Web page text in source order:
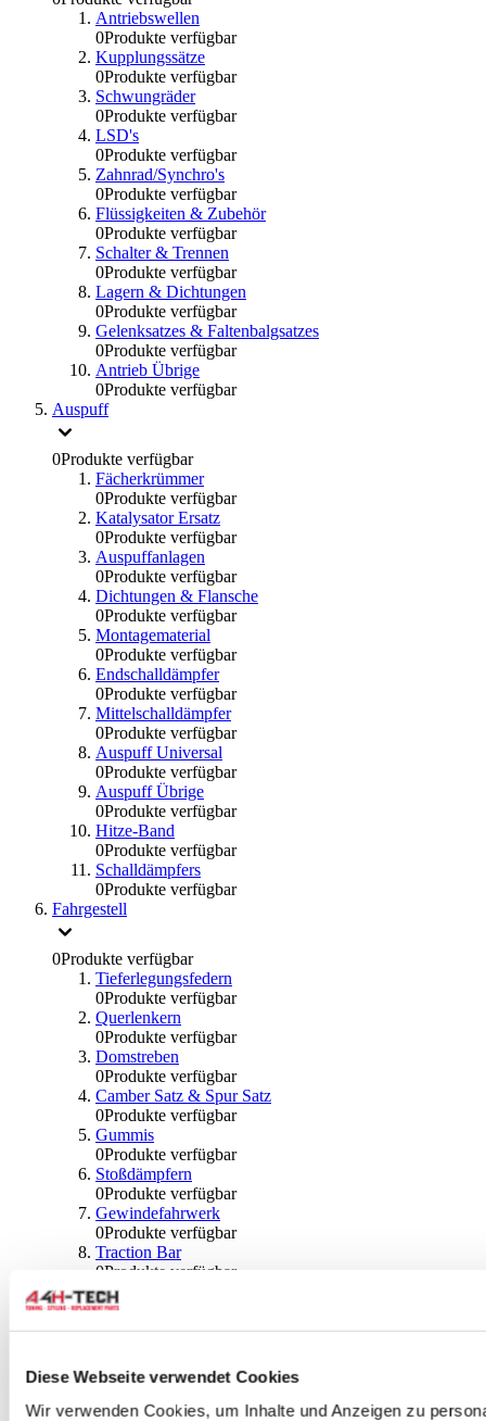
Diese Webseite verwendet Cookies
Wir verwenden Cookies, um Inhalte und Anzeigen zu
Antriebswellen
0Produkte verfügbar
Kupplungssätze
0Produkte verfügbar
Schwungräder
0Produkte verfügbar
LSD's
0Produkte verfügbar
Zahnrad/Synchro's
0Produkte verfügbar
Flüssigkeiten & Zubehör
0Produkte verfügbar
Schalter & Trennen
0Produkte verfügbar
Lagern & Dichtungen
0Produkte verfügbar
Gelenksatzes & Faltenbalgsatzes
0Produkte verfügbar
Antrieb Übrige
0Produkte verfügbar
Auspuff
0Produkte verfügbar
Fächerkrümmer
0Produkte verfügbar
Katalysator Ersatz
0Produkte verfügbar
Auspuffanlagen
0Produkte verfügbar
Dichtungen & Flansche
0Produkte verfügbar
Montagematerial
0Produkte verfügbar
Endschalldämpfer
0Produkte verfügbar
Mittelschalldämpfer
0Produkte verfügbar
Auspuff Universal
0Produkte verfügbar
Auspuff Übrige
0Produkte verfügbar
Hitze-Band
0Produkte verfügbar
Schalldämpfers
0Produkte verfügbar
Fahrgestell
0Produkte verfügbar
Tieferlegungsfedern
0Produkte verfügbar
Querlenkern
0Produkte verfügbar
Domstreben
0Produkte verfügbar
Camber Satz & Spur Satz
0Produkte verfügbar
Gummis
0Produkte verfügbar
Stoßdämpfern
0Produkte verfügbar
Gewindefahrwerk
0Produkte verfügbar
Traction Bar
0Produkte verfügbar
Stabilisator & Zubehör
0Produkte verfügbar
Kugeln & Abdeckungen
Radlagern & Naben
0Produkte verfügbar
Räder und Zubehör